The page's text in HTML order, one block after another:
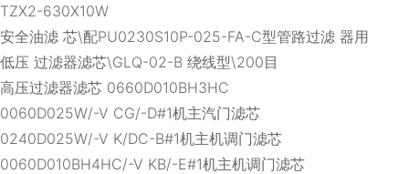
TZX2-630X10W
安全油滤 芯\配PU0230S10P-025-FA-C型管路过滤 器用
低压 过滤器滤芯\GLQ-02-B 绕线型\200目
高压过滤器滤芯 0660D010BH3HC
0060D025W/-V CG/-D#1机主汽门滤芯
0240D025W/-V K/DC-B#1机主机调门滤芯
0060D010BH4HC/-V KB/-E#1机主机调门滤芯